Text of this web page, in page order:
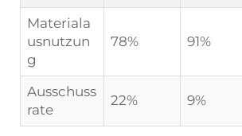
Materiala
usnutzun
g
78% 91%
Ausschuss
rate
22% 9%